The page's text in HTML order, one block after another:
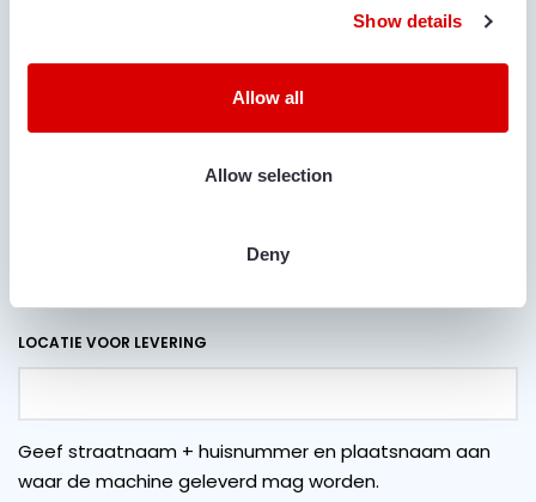
Show details
Allow all
Allow selection
Deny
OPMERKINGEN
LOCATIE VOOR LEVERING
Geef straatnaam + huisnummer en plaatsnaam aan
waar de machine geleverd mag worden.